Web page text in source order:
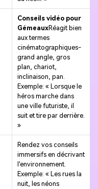
Conseils vidéo pour
GémeauxRéagit bien
aux termes
cinématographiques-
grand angle, gros
plan, chariot,
inclinaison, pan.
Exemple: « Lorsque le
héros marche dans
une ville futuriste, il
suit et tire par derrière.
»
Rendez vos conseils
immersifs en décrivant
l'environnement.
Exemple: « Les rues la
nuit, les néons